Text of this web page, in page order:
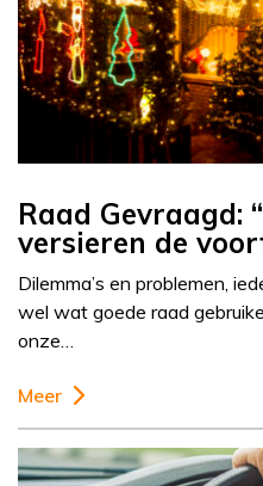
Raad Gevraagd:
versieren de
Dilemma’s en problemen,
wel wat goede raad
onze…
Meer